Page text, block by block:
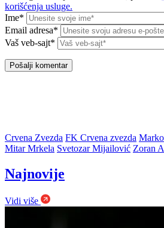
korišćenja usluge.
Ime*
Email adresa*
Vaš veb-sajt*
Crvena Zvezda FK Crvena zvezda
Mitar Mrkela Svetozar Mijailović Zoran
Najnovije
Vidi više